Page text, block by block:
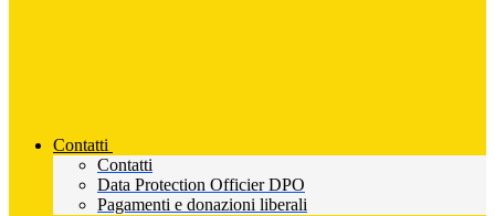
Contatti
Contatti
Data Protection Officier DPO
Pagamenti e donazioni liberali